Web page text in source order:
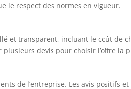
le respect des normes en vigueur.
et transparent, incluant le coût de
devis pour choisir l’offre la
de l’entreprise. Les avis positifs